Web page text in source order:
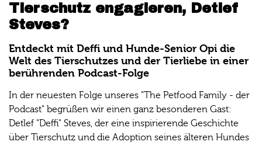
Tierschutz engagieren, Detlef
Steves?
Entdeckt mit Deffi und Hunde-Senior Opi die
Welt des Tierschutzes und der Tierliebe in einer
berührenden Podcast-Folge
In der neuesten Folge unseres "The Petfood Family - der
Podcast" begrüßen wir einen ganz besonderen Gast:
Detlef "Deffi" Steves, der eine inspirierende Geschichte
über Tierschutz und die Adoption seines älteren Hundes